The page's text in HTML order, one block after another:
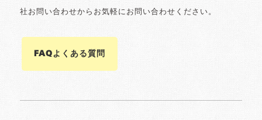
社お問い合わせからお気軽にお問い合わせください。
FAQよくある質問